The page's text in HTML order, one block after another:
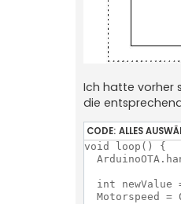
Ich hatte vorher
die
CODE: ALLES
void loop() {
int newValue
Motorspeed =